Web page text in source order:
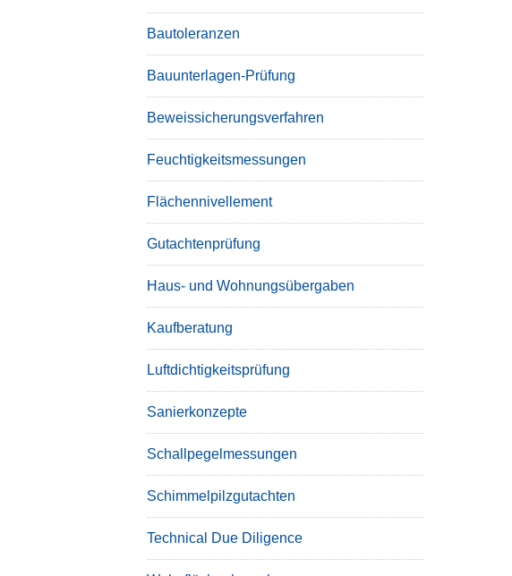
Bautoleranzen
Bauunterlagen-Prüfung
Beweissicherungsverfahren
Feuchtigkeitsmessungen
Flächennivellement
Gutachtenprüfung
Haus- und Wohnungsübergaben
Kaufberatung
Luftdichtigkeitsprüfung
Sanierkonzepte
Schallpegelmessungen
Schimmelpilzgutachten
Technical Due Diligence